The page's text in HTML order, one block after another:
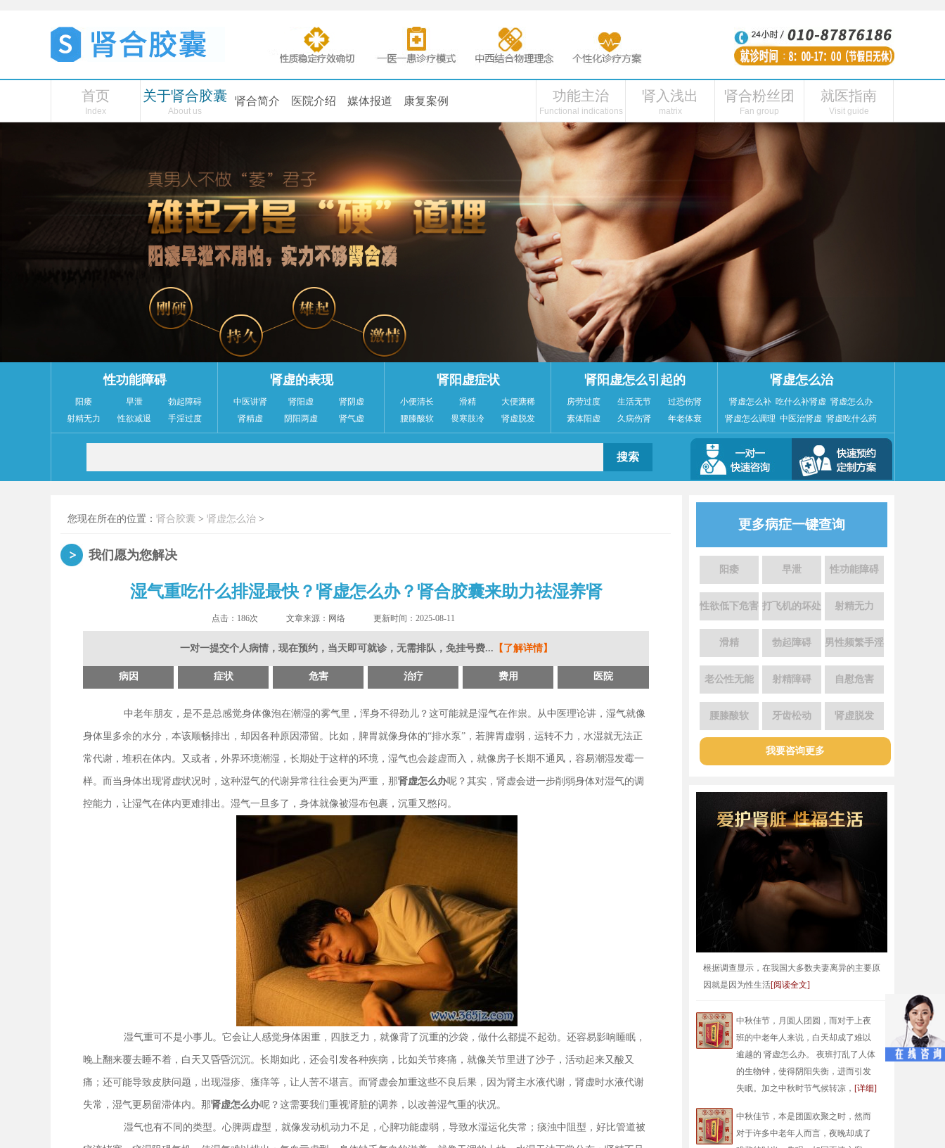
首页
Index
关于肾合胶囊
About us
肾合简介 医院介绍 媒体报道 康复案例 功能主治
Functional indications
性功能障碍 肾虚的表现 肾阳虚症状 肾阳虚怎么引起的
肾入浅出
matrix
肾合内刊 肾合头条 肾合视频
肾合粉丝团
Fan group
连线主播 粉丝福利
就医指南
Visit guide
性功能障碍
阳痿 早泄
勃起障碍
射精无力
性欲减退 手淫过度
肾虚的表现
中医讲肾 肾阳虚
肾阴虚
肾精虚
阴阳两虚 肾气虚
肾阳虚症状
小便清长 滑精
大便溏稀
腰膝酸软
畏寒肢冷 肾虚脱发
肾阳虚怎么引起的
房劳过度 生活无节
过恐伤肾
素体阳虚
久病伤肾 年老体衰
肾虚怎么治
肾虚怎么补 吃什么补肾虚 肾虚怎么办
肾虚怎么调理 中医治肾虚 肾虚吃什么药
您现在所在的位置： 肾合胶囊 > 肾虚怎么治 >
我们愿为您解决
湿气重吃什么排湿最快？肾虚怎么办？肾合胶囊来助力祛湿养肾
点击： 186次 文章来源：网络 更新时间：2025-08-11
一对一提交个人病情，现在预约，当天即可就诊，无需排队，免挂号费... 【了解详情】
病因 症状 危害 治疗 费用 医院
中老年朋友，是不是总感觉身体像泡在潮湿的雾气里，浑身不得劲儿？这可能就是湿气在作祟。从中医理论讲，湿气就像
身体里多余的水分，本该顺畅排出，却因各种原因滞留。比如，脾胃就像身体的“排水泵”，若脾胃虚弱，运转不力，水湿就无法正
常代谢，堆积在体内。又或者，外界环境潮湿，长期处于这样的环境，湿气也会趁虚而入，就像房子长期不通风，容易潮湿发霉一
样。而当身体出现肾虚状况时，这种湿气的代谢异常往往会更为严重，那肾虚怎么办呢？其实，肾虚会进一步削弱身体对湿气的调
控能力，让湿气在体内更难排出。湿气一旦多了，身体就像被湿布包裹，沉重又憋闷。
湿气重可不是小事儿。它会让人感觉身体困重，四肢乏力，就像背了沉重的沙袋，做什么都提不起劲。还容易影响睡眠，
晚上翻来覆去睡不着，白天又昏昏沉沉。长期如此，还会引发各种疾病，比如关节疼痛，就像关节里进了沙子，活动起来又酸又
痛；还可能导致皮肤问题，出现湿疹、瘙痒等，让人苦不堪言。而肾虚会加重这些不良后果，因为肾主水液代谢，肾虚时水液代谢
失常，湿气更易留滞体内。那肾虚怎么办呢？这需要我们重视肾脏的调养，以改善湿气重的状况。
湿气也有不同的类型。心脾两虚型，就像发动机动力不足，心脾功能虚弱，导致水湿运化失常；痰浊中阻型，好比管道被
更多病症一键查询
阳痿 早泄 性功能障碍
性欲低下危害 打飞机的坏处 射精无力
滑精 勃起障碍 男性频繁手淫
老公性无能 射精障碍 自慰危害
腰膝酸软 牙齿松动 肾虚脱发
我要咨询更多
根据调查显示，在我国大多数夫妻离异的主要原
因就是因为性生活[阅读全文]
中秋佳节，月圆人团圆，而对于上夜
班的中老年人来说，白天却成了难以
逾越的 肾虚怎么办。 夜班打乱了人体
的生物钟，使得阴阳失衡，进而引发
失眠。加之中秋时节气候转凉， [详细]
中秋佳节，本是团圆欢聚之时，然而
对于许多中老年人而言，夜晚却成了